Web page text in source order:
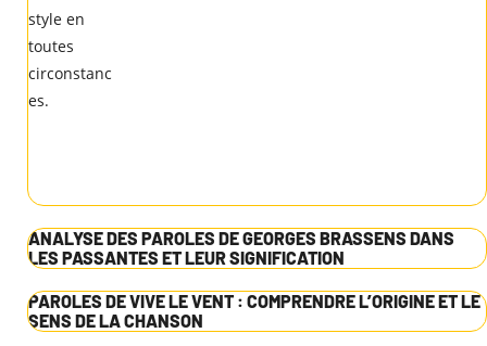
ANALYSE DES PAROLES DE GEORGES BRASSENS DANS
LES PASSANTES ET LEUR SIGNIFICATION
PAROLES DE VIVE LE VENT : COMPRENDRE L’ORIGINE ET LE
SENS DE LA CHANSON